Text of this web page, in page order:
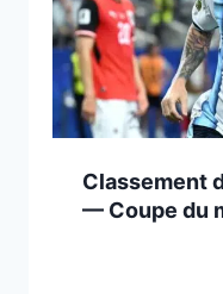
Classement
— Coupe du